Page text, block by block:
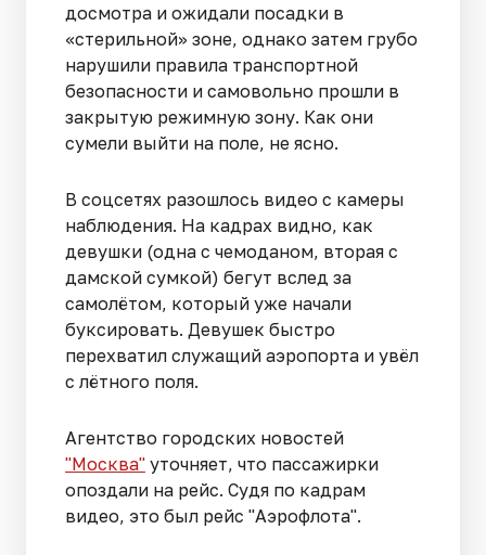
досмотра и ожидали посадки в
«стерильной» зоне, однако затем грубо
нарушили правила транспортной
безопасности и самовольно прошли в
закрытую режимную зону. Как они
сумели выйти на поле, не ясно.
В соцсетях разошлось видео с камеры
наблюдения. На кадрах видно, как
девушки (одна с чемоданом, вторая с
дамской сумкой) бегут вслед за
самолётом, который уже начали
буксировать. Девушек быстро
перехватил служащий аэропорта и увёл
с лётного поля.
Агентство городских новостей
"Москва" уточняет, что пассажирки
опоздали на рейс. Судя по кадрам
видео, это был рейс "Аэрофлота".